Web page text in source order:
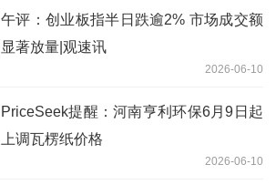
午评：创业板指半日跌逾2% 市场成交额
显著放量|观速讯
2026-06-10
PriceSeek提醒：河南亨利环保6月9日起
上调瓦楞纸价格
2026-06-10